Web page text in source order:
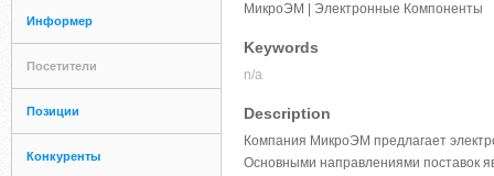
Информер
Посетители
Позиции
Конкуренты
МикроЭМ | Электронные Компоненты
Keywords
n/a
Description
Компания МикроЭМ предлагает
Основными направлениями поставок